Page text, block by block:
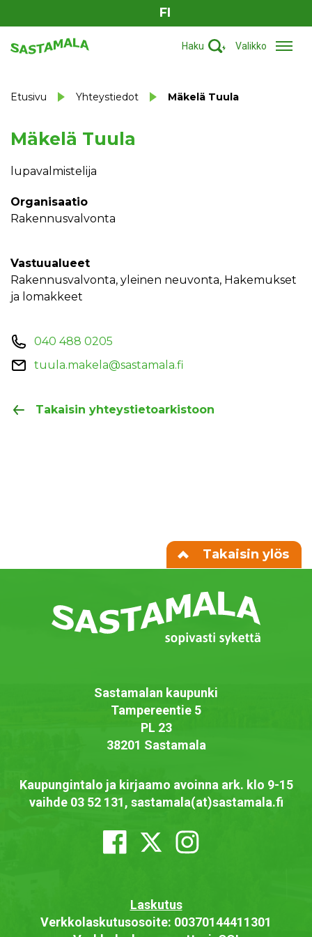
FI
Haku Valikko
Etusivu Yhteystiedot Mäkelä Tuula
Mäkelä Tuula
lupavalmistelija
Organisaatio
Rakennusvalvonta
Vastuualueet
rakennusvalvonta, yleinen neuvonta, Hakemukset
ja lomakkeet
040 488 0205
tuula.makela@sastamala.fi
Takaisin yhteystietoarkistoon
Takaisin ylös
Sastamalan kaupunki
Tampereentie 5
PL 23
38201 Sastamala
Kaupungintalo ja kirjaamo avoinna ark. klo 9-15
vaihde 03 52 131, sastamala(at)sastamala.fi
Laskutus
Verkkolaskutusosoite: 00370144411301